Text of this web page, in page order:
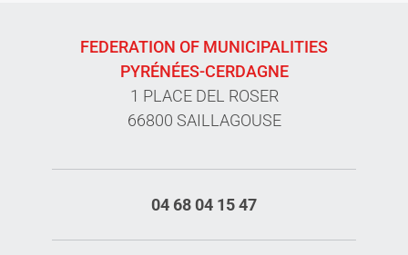
FEDERATION OF MUNICIPALITIES
PYRÉNÉES-CERDAGNE
1 PLACE DEL ROSER
66800 SAILLAGOUSE
04 68 04 15 47